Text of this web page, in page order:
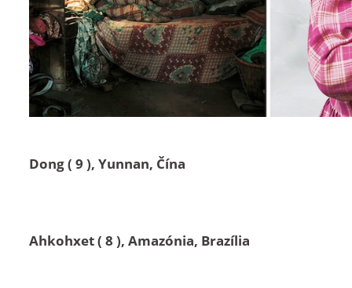
Dong ( 9 ), Yunnan, Čína
Ahkohxet ( 8 ), Amazónia, Brazília